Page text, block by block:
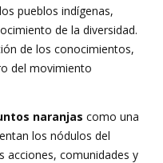
pueblos indígenas,
de la diversidad.
de los conocimientos,
del movimiento
naranjas como una
los nódulos del
acciones, comunidades y